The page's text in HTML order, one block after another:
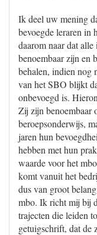
Ik deel uw mening
bevoegde leraren in
daarom naar dat
benoembaar zijn en
behalen, indien nog
van het SBO blijkt
onbevoegd is.
Zij zijn benoembaar
beroepsonderwijs,
jaren hun
hebben met hun
waarde voor het
komt vanuit het
dus van groot
mbo. Ik richt mij bij
trajecten die leiden
getuigschrift, dat de